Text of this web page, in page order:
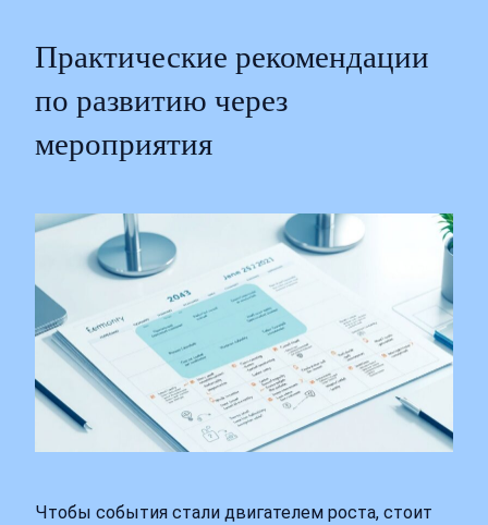
Практические рекомендации
по развитию через
мероприятия
Чтобы события стали двигателем роста, стоит